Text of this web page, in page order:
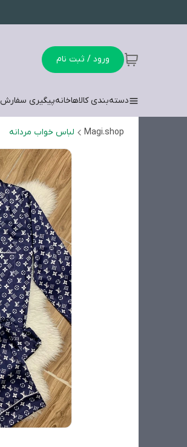
ورود / ثبت نام
دسته‌بندی کالاهاخانهپیگیری سفارش
Magi.shop لباس خواب مردانه